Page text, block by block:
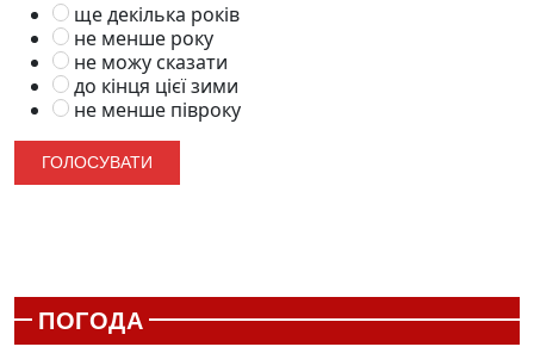
ще декілька років
не менше року
не можу сказати
до кінця цієї зими
не менше півроку
ПОГОДА